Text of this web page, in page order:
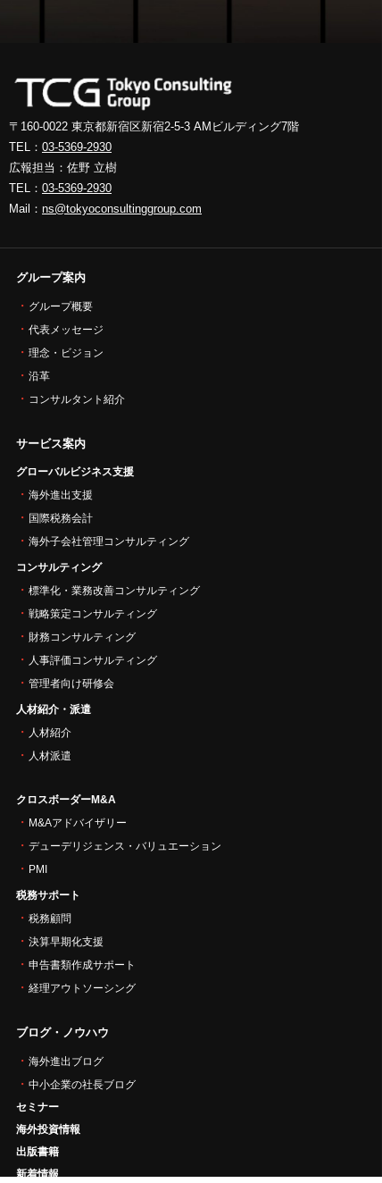
〒160-0022 東京都新宿区新宿2-5-3 AMビルディング7階
TEL： 03-5369-2930
広報担当：佐野 立樹
TEL： 03-5369-2930
Mail： ns@tokyoconsultinggroup.com
グループ案内
グループ概要
代表メッセージ
理念・ビジョン
沿革
コンサルタント紹介
サービス案内
グローバルビジネス支援
海外進出支援
国際税務会計
海外子会社管理コンサルティング
コンサルティング
標準化・業務改善コンサルティング
戦略策定コンサルティング
財務コンサルティング
人事評価コンサルティング
管理者向け研修会
人材紹介・派遣
人材紹介
人材派遣
クロスボーダーM&A
M&Aアドバイザリー
デューデリジェンス・バリュエーション
PMI
税務サポート
税務顧問
決算早期化支援
申告書類作成サポート
経理アウトソーシング
ブログ・ノウハウ
海外進出ブログ
中小企業の社長ブログ
セミナー
海外投資情報
出版書籍
新着情報